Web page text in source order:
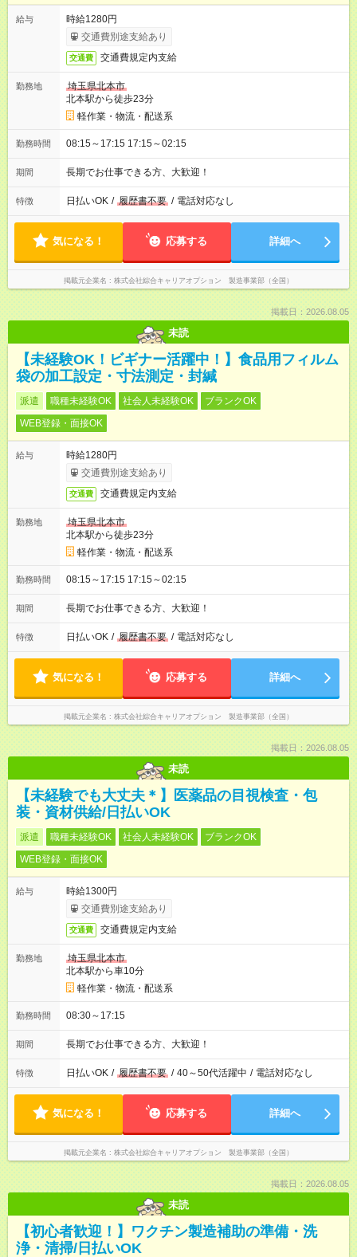
給与
時給1280円
交通費別途支給あり
交通費 交通費規定内支給
勤務地
埼玉県北本市
北本駅から徒歩23分
軽作業・物流・配送系
勤務時間 08:15～17:15 17:15～02:15
期間 長期でお仕事できる方、大歓迎！
特徴 日払いOK / 履歴書不要 / 電話対応なし
気になる！ 応募する 詳細へ
掲載元企業名 株式会社綜合キャリアオプション 製造事業部（全国）
掲載日：2026.08.05
未読
【未経験OK！ビギナー活躍中！】食品用フィルム
袋の加工設定・寸法測定・封緘
派遣 職種未経験OK 社会人未経験OK
ブランクOK
WEB登録・面接OK
給与
時給1280円
交通費別途支給あり
交通費 交通費規定内支給
勤務地
埼玉県北本市
北本駅から徒歩23分
軽作業・物流・配送系
勤務時間 08:15～17:15 17:15～02:15
期間 長期でお仕事できる方、大歓迎！
特徴 日払いOK / 履歴書不要 / 電話対応なし
気になる！ 応募する 詳細へ
掲載元企業名 株式会社綜合キャリアオプション 製造事業部（全国）
掲載日：2026.08.05
未読
【未経験でも大丈夫＊】医薬品の目視検査・包
装・資材供給/日払いOK
派遣 職種未経験OK 社会人未経験OK
ブランクOK
WEB登録・面接OK
給与
時給1300円
交通費別途支給あり
交通費 交通費規定内支給
勤務地
埼玉県北本市
北本駅から車10分
軽作業・物流・配送系
勤務時間 08:30～17:15
期間 長期でお仕事できる方、大歓迎！
特徴 日払いOK / 履歴書不要 / 40～50代活躍中 / 電話対応なし
気になる！ 応募する 詳細へ
掲載元企業名 株式会社綜合キャリアオプション 製造事業部（全国）
掲載日：2026.08.05
未読
【初心者歓迎！】ワクチン製造補助の準備・洗
浄・清掃/日払いOK